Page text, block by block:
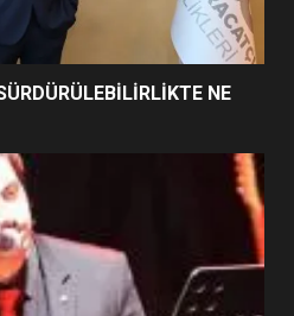
BELEDİYESPOR’DA
NASIL
NE